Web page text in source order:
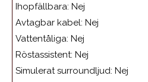
Ihopfällbara: Nej
Avtagbar kabel: Nej
Vattentåliga: Nej
Röstassistent: Nej
Simulerat surroundljud: Nej